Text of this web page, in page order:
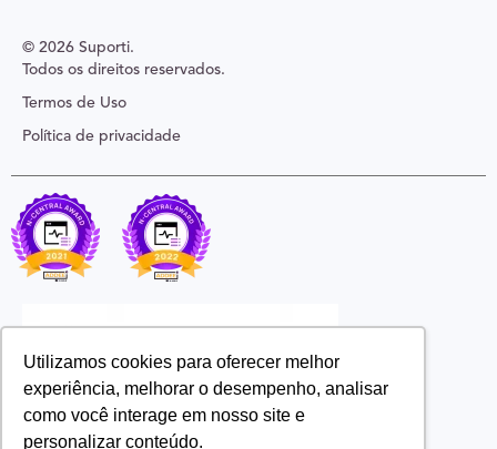
Utilizamos cookies para oferecer melhor
experiência, melhorar o desempenho, analisar
como você interage em nosso site e
personalizar conteúdo.
© 2026 Suporti.
Todos os direitos reservados.
Termos de Uso
Política de privacidade